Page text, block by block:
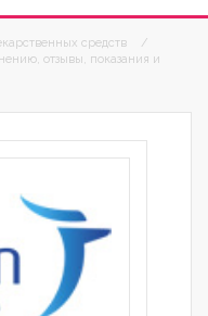
средств
/
отзывы, показания и